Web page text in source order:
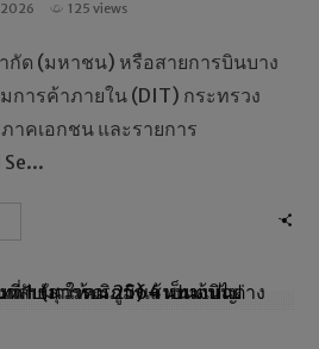
2026 125 views
กัด (มหาชน) หรือสายการบินบาง
การค้าภายใน (DIT) กระทรวง
คเอกชน และรายการ